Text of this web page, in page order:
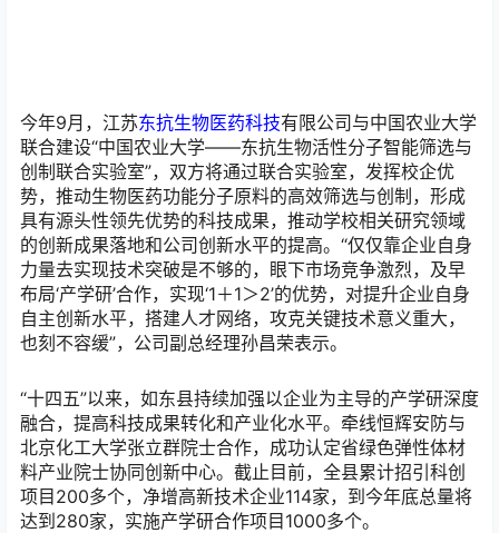
今年9月，江苏东抗生物医药科技有限公司与中国农业大学
联合建设“中国农业大学——东抗生物活性分子智能筛选与
创制联合实验室”，双方将通过联合实验室，发挥校企优
势，推动生物医药功能分子原料的高效筛选与创制，形成
具有源头性领先优势的科技成果，推动学校相关研究领域
的创新成果落地和公司创新水平的提高。“仅仅靠企业自身
力量去实现技术突破是不够的，眼下市场竞争激烈，及早
布局‘产学研’合作，实现‘1＋1＞2’的优势，对提升企业自身
自主创新水平，搭建人才网络，攻克关键技术意义重大，
也刻不容缓”，公司副总经理孙昌荣表示。
“十四五”以来，如东县持续加强以企业为主导的产学研深度
融合，提高科技成果转化和产业化水平。牵线恒辉安防与
北京化工大学张立群院士合作，成功认定省绿色弹性体材
料产业院士协同创新中心。截止目前，全县累计招引科创
项目200多个，净增高新技术企业114家，到今年底总量将
达到280家，实施产学研合作项目1000多个。